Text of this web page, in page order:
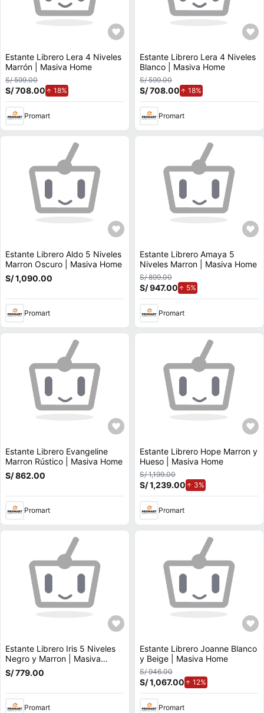
Estante Librero Lera 4 Niveles
Marrón | Masiva Home
S/ 599.00
S/ 708.00 18%
Promart
Estante Librero Lera 4 Niveles
Blanco | Masiva Home
S/ 599.00
S/ 708.00 18%
Promart
Estante Librero Aldo 5 Niveles
Marron Oscuro | Masiva Home
S/ 1,090.00
Promart
Estante Librero Amaya 5
Niveles Marron | Masiva Home
S/ 899.00
S/ 947.00 5%
Promart
Estante Librero Evangeline
Marron Rústico | Masiva Home
S/ 862.00
Promart
Estante Librero Hope Marron y
Hueso | Masiva Home
S/ 1,199.00
S/ 1,239.00 3%
Promart
Estante Librero Iris 5 Niveles
Negro y Marron | Masiva
Home
S/ 779.00
Promart
Estante Librero Joanne Blanco
y Beige | Masiva Home
S/ 946.00
S/ 1,067.00 12%
Promart